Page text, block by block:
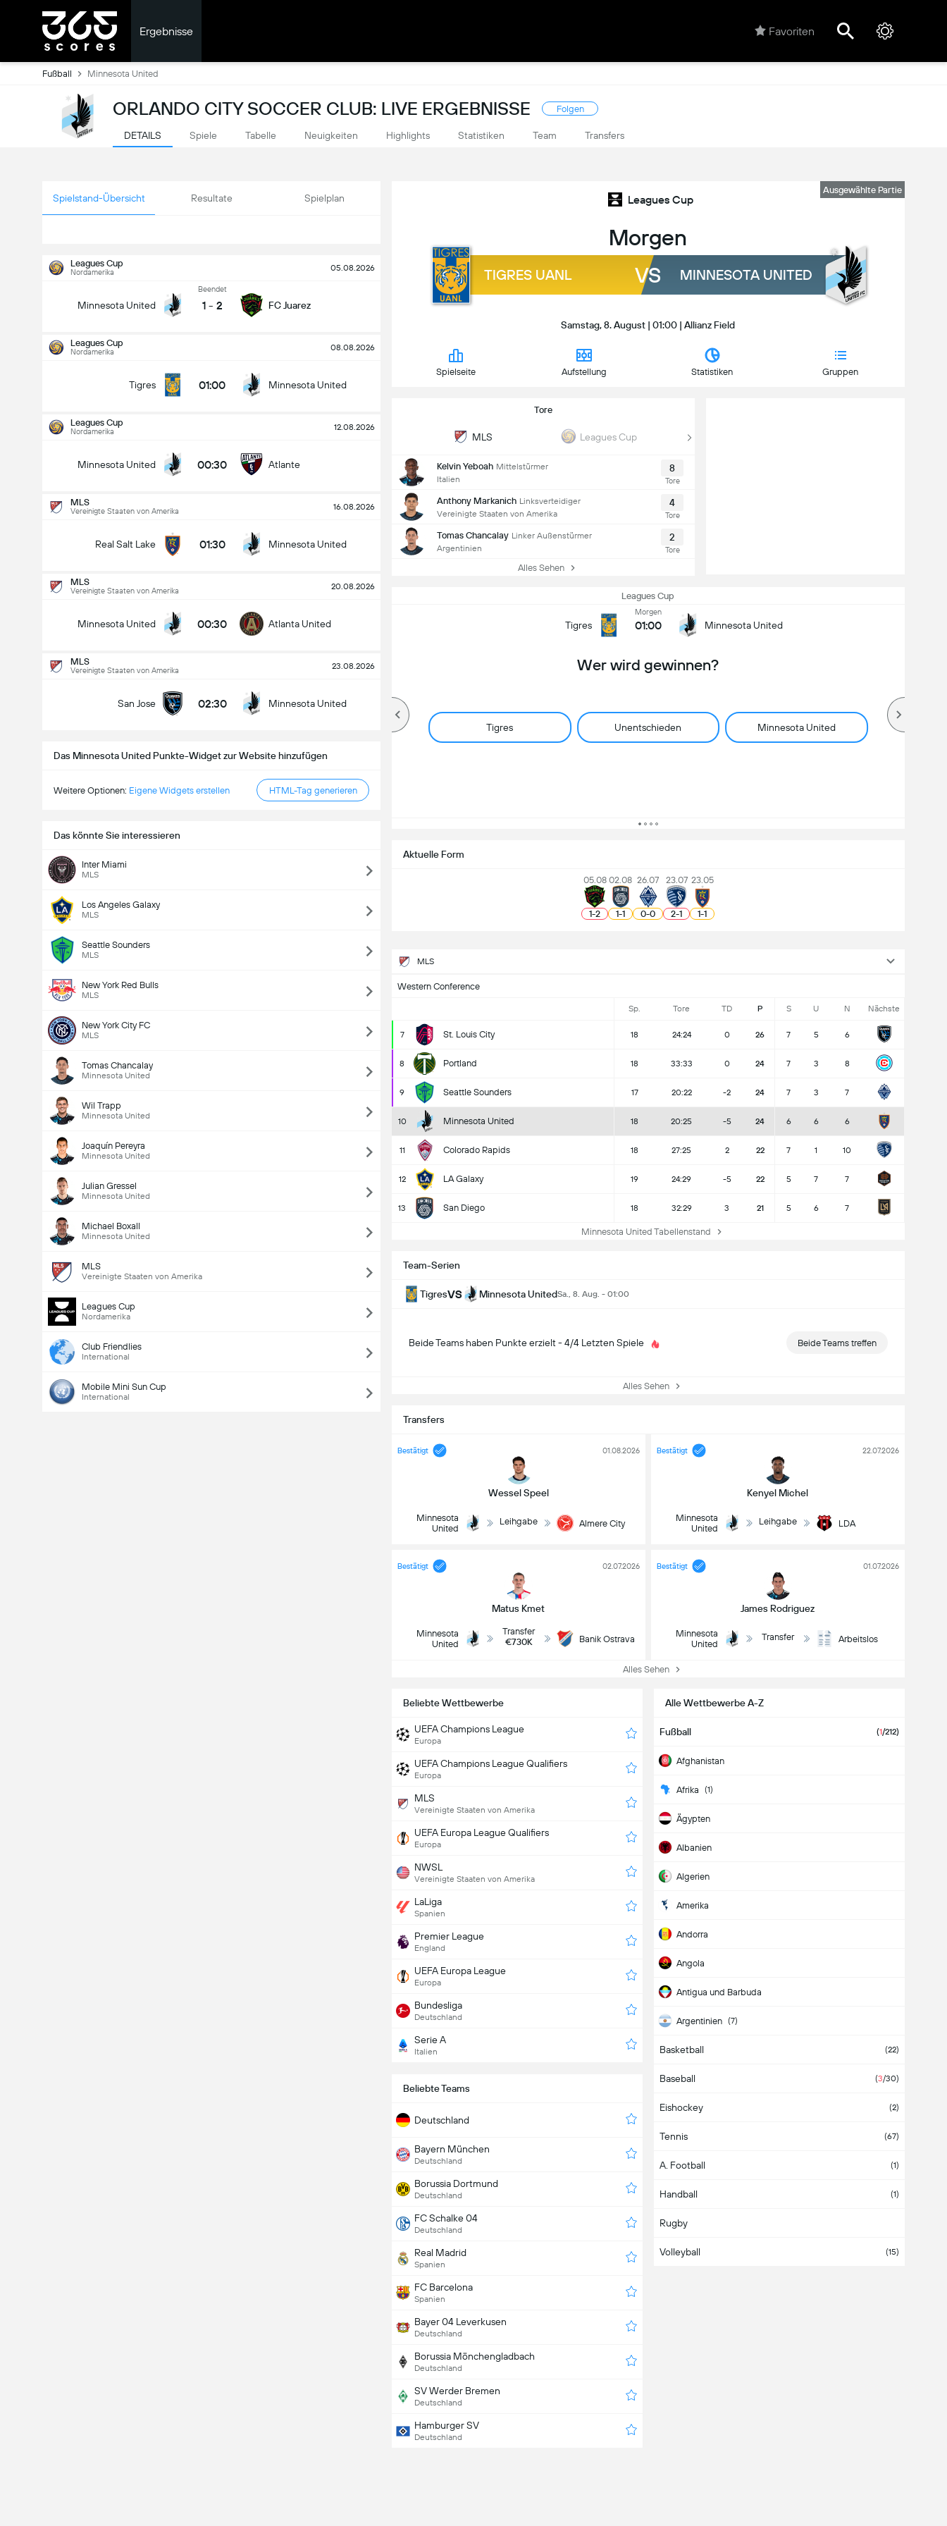
Ergebnisse Favoriten
Fußball Minnesota United
ORLANDO CITY SOCCER CLUB: LIVE ERGEBNISSE Folgen
DETAILS Spiele Tabelle Neuigkeiten Highlights Statistiken Team Transfers
Spielstand-Übersicht Resultate Spielplan
Leagues Cup
Nordamerika 05.08.2026
Minnesota United
Beendet
1 - 2 FC Juarez
Leagues Cup
Nordamerika 08.08.2026
Tigres 01:00 Minnesota United
Leagues Cup
Nordamerika 12.08.2026
Minnesota United 00:30 Atlante
MLS
Vereinigte Staaten von Amerika 16.08.2026
Real Salt Lake 01:30 Minnesota United
MLS
Vereinigte Staaten von Amerika 20.08.2026
Minnesota United 00:30 Atlanta United
MLS
Vereinigte Staaten von Amerika 23.08.2026
San Jose 02:30 Minnesota United
Das Minnesota United Punkte-Widget zur Website hinzufügen
Weitere Optionen: Eigene Widgets erstellen HTML-Tag generieren
Das könnte Sie interessieren
Inter Miami
MLS
Los Angeles Galaxy
MLS
Seattle Sounders
MLS
New York Red Bulls
MLS
New York City FC
MLS
Tomas Chancalay
Minnesota United
Wil Trapp
Minnesota United
Joaquín Pereyra
Minnesota United
Julian Gressel
Minnesota United
Michael Boxall
Minnesota United
MLS
Vereinigte Staaten von Amerika
Leagues Cup
Nordamerika
Club Friendlies
International
Mobile Mini Sun Cup
International
Ausgewählte Partie
Leagues Cup
Morgen
TIGRES UANL VS MINNESOTA UNITED
Samstag, 8. August | 01:00 | Allianz Field
Spielseite Aufstellung Statistiken Gruppen
Tore
MLS Leagues Cup
Kelvin Yeboah Mittelstürmer
Italien
8
Tore
Anthony Markanich Linksverteidiger
Vereinigte Staaten von Amerika
4
Tore
Tomas Chancalay Linker Außenstürmer
Argentinien
2
Tore
Alles Sehen
Leagues Cup
Tigres
Morgen
01:00 Minnesota United
Wer wird gewinnen?
Tigres Unentschieden Minnesota United
Leagues Cup
Minnesota United 00:30 Atlante
Gesamtanzahl Tore im Spiel (2.5)
Aktuelle Form
05.08
1-2
02.08
1-1
26.07
0-0
23.07
2-1
23.05
1-1
MLS
Western Conference
Sp. Tore TD P S U N Nächste
7 St. Louis City 18 24:24 0 26 7 5 6
8 Portland 18 33:33 0 24 7 3 8
9 Seattle Sounders 17 20:22 -2 24 7 3 7
10 Minnesota United 18 20:25 -5 24 6 6 6
11 Colorado Rapids 18 27:25 2 22 7 1 10
12 LA Galaxy 19 24:29 -5 22 5 7 7
13 San Diego 18 32:29 3 21 5 6 7
Minnesota United Tabellenstand
Team-Serien
TigresVS Minnesota UnitedSa., 8. Aug. - 01:00
Beide Teams haben Punkte erzielt - 4/4 Letzten Spiele Beide Teams treffen
Alles Sehen
Transfers
Bestätigt
Wessel Speel
01.08.2026
Minnesota
United
Leihgabe Almere City
Bestätigt
Kenyel Michel
22.07.2026
Minnesota
United
Leihgabe LDA
Bestätigt
Matus Kmet
02.07.2026
Minnesota
United
Transfer
€730K
Banik Ostrava
Bestätigt
James Rodriguez
01.07.2026
Minnesota
United
Transfer Arbeitslos
Alles Sehen
Beliebte Wettbewerbe
UEFA Champions League
Europa
UEFA Champions League Qualifiers
Europa
MLS
Vereinigte Staaten von Amerika
UEFA Europa League Qualifiers
Europa
NWSL
Vereinigte Staaten von Amerika
LaLiga
Spanien
Premier League
England
UEFA Europa League
Europa
Bundesliga
Deutschland
Serie A
Italien
Alle Wettbewerbe A-Z
Fußball (1/212)
Afghanistan
Afrika (1)
Ägypten
Albanien
Algerien
Amerika
Andorra
Angola
Antigua und Barbuda
Argentinien (7)
Armenien
Aruba
Aserbaidschan
Asien
Äthiopien
Australien
Bahamas
Bahrein
Basketball (22)
Baseball (3/30)
Eishockey (2)
Tennis (67)
A. Football (1)
Handball (1)
Rugby
Volleyball (15)
Beliebte Teams
Deutschland
Bayern München
Deutschland
Borussia Dortmund
Deutschland
FC Schalke 04
Deutschland
Real Madrid
Spanien
FC Barcelona
Spanien
Bayer 04 Leverkusen
Deutschland
Borussia Mönchengladbach
Deutschland
SV Werder Bremen
Deutschland
Hamburger SV
Deutschland